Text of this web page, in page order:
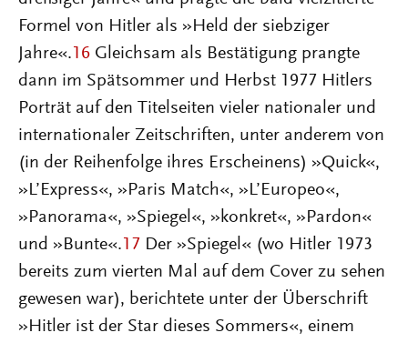
Formel von Hitler als »Held der siebziger
Jahre«.16 Gleichsam als Bestätigung prangte
dann im Spätsommer und Herbst 1977 Hitlers
Porträt auf den Titelseiten vieler nationaler und
internationaler Zeitschriften, unter anderem von
(in der Reihenfolge ihres Erscheinens) »Quick«,
»L’Express«, »Paris Match«, »L’Europeo«,
»Panorama«, »Spiegel«, »konkret«, »Pardon«
und »Bunte«.17 Der »Spiegel« (wo Hitler 1973
bereits zum vierten Mal auf dem Cover zu sehen
gewesen war), berichtete unter der Überschrift
»Hitler ist der Star dieses Sommers«, einem